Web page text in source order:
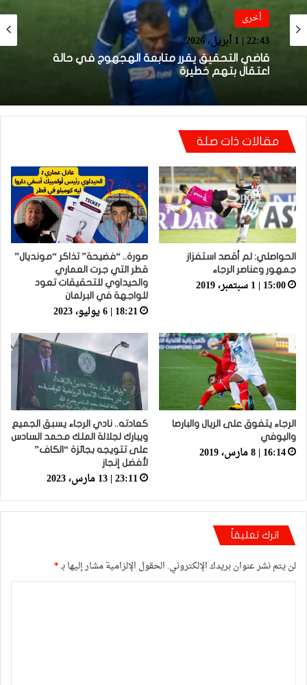
أخرى
22:43 | 1 أبريل، 2026
قاضي التحقيق يقرر متابعة الهجهوج في حالة
اعتقال بتهم خطيرة
مقالات ذات صلة
الحواصلي: لم أقصد استفزاز
جمهور وعناصر الرجاء
15:00 | 1 سبتمبر، 2019
صورة.. “فضيحة” تذاكر “مونديال”
قطر التي جرت العماري
والحيداوي للتحقيقات تعود
للواجهة في البرلمان
18:21 | 6 يوليو، 2023
الرجاء يتفوق على الريال والبارصا
واليوفي
16:14 | 8 مارس، 2019
كعادته.. نادي الرجاء يسبق الجميع
ويبارك لجلالة الملك محمد السادس
على تتويجه بجائزة “الكاف”
لأفضل إنجاز
23:11 | 13 مارس، 2023
اترك تعليقاً
لن يتم نشر عنوان بريدك الإلكتروني. الحقول الإلزامية مشار إليها بـ*